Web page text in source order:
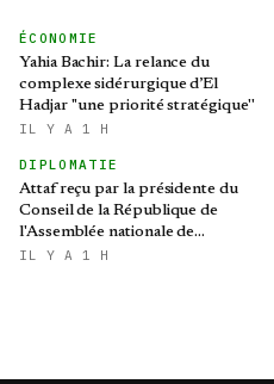
ÉCONOMIE
Yahia Bachir: La relance du
complexe sidérurgique d’El
Hadjar ''une priorité stratégique''
IL Y A 1 H
DIPLOMATIE
Attaf reçu par la présidente du
Conseil de la République de
l'Assemblée nationale de
Biélorussie
IL Y A 1 H